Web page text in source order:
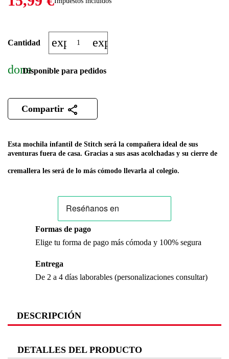
Esta mochila infantil de Stitch será la compañera ideal de sus
aventuras fuera de casa. Gracias a sus asas acolchadas y su cierre de
cremallera les será de lo más cómodo llevarla al colegio.
Cantidad expand_moreexpand_less
doneDisponible para pedidos
Compartir
Formas de pago
Elige tu forma de pago más cómoda y 100% segura
Entrega
De 2 a 4 días laborables (personalizaciones consultar)
DESCRIPCIÓN
DETALLES DEL PRODUCTO